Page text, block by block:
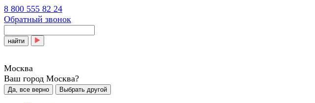
8 800 555 82 24
Обратный звонок
найти
Москва
Ваш город Москва?
Да, все верно Выбрать другой